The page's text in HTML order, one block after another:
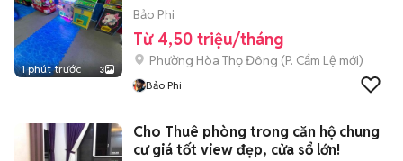
1 phút trước 3
Bảo Phi
Từ 4,50 triệu/tháng
Phường Hòa Thọ Đông (P. Cẩm Lệ mới)
Bảo Phi
Cho Thuê phòng trong căn hộ chung
cư giá tốt view đẹp, cửa sổ lớn!